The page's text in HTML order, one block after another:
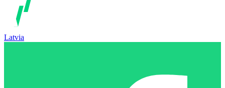
Latvia